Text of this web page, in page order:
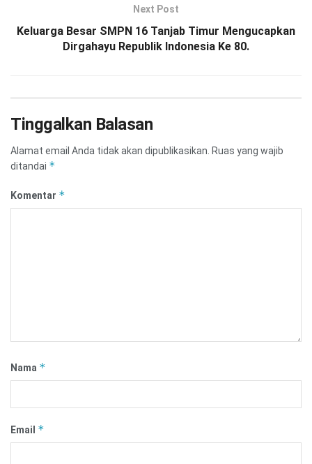
Next Post
Keluarga Besar SMPN 16 Tanjab Timur Mengucapkan
Dirgahayu Republik Indonesia Ke 80.
Tinggalkan Balasan
Alamat email Anda tidak akan dipublikasikan. Ruas yang wajib
ditandai *
Komentar *
Nama *
Email *